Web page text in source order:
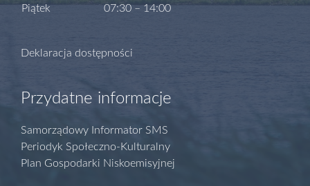
Piątek
07:30 – 14:00
Deklaracja dostępności
Przydatne informacje
Samorządowy Informator SMS
Periodyk Społeczno-Kulturalny
Plan Gospodarki Niskoemisyjnej